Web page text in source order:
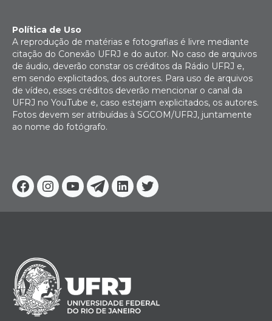
Facebook
Instagram
YoutubeTelegram
Linkedin
Twitter
Política de Uso
A reprodução de matérias e fotografias é livre mediante
citação do Conexão UFRJ e do autor. No caso de arquivos
de áudio, deverão constar os créditos da Rádio UFRJ e,
em sendo explicitados, dos autores. Para uso de arquivos
de vídeo, esses créditos deverão mencionar o canal da
UFRJ no YouTube e, caso estejam explicitados, os autores.
Fotos devem ser atribuídas à SGCOM/UFRJ, juntamente
ao nome do fotógrafo.